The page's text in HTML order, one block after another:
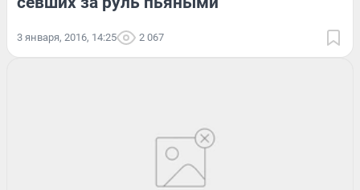
3 января, 2016, 14:25 2 067